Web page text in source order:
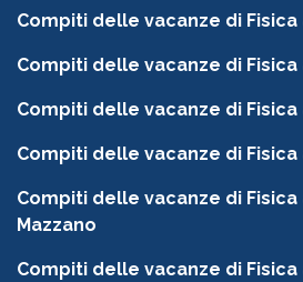
Compiti delle vacanze di
Compiti delle vacanze di
Compiti delle vacanze di Fisica
Compiti delle vacanze di Fisica
Compiti delle vacanze di
Mazzano
Compiti delle vacanze di Fisica